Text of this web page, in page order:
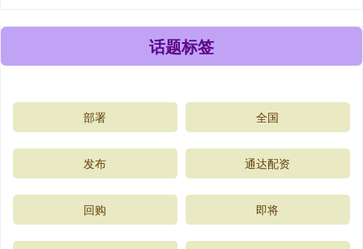
话题标签
部署 全国
发布 通达配资
回购 即将